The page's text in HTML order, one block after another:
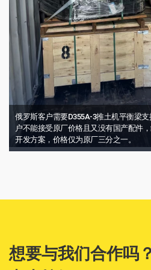
俄罗斯客户需要D355A-3推土机平衡梁
户不能接受原厂价格且又没有国产配件
开发方案，价格仅为原厂三分之一。
想要与我们合作吗？